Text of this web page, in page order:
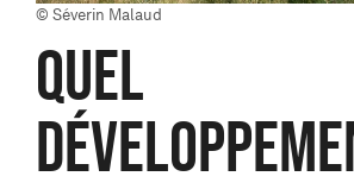
© Séverin Malaud
QUEL